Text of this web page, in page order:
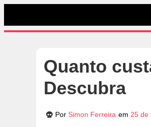
Quanto
Descubra
Por Simon Ferreira em 25 de